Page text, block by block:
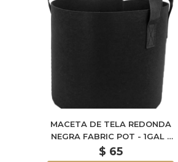
MACETA DE TELA REDONDA
NEGRA FABRIC POT - 1GAL -
4L
$ 65